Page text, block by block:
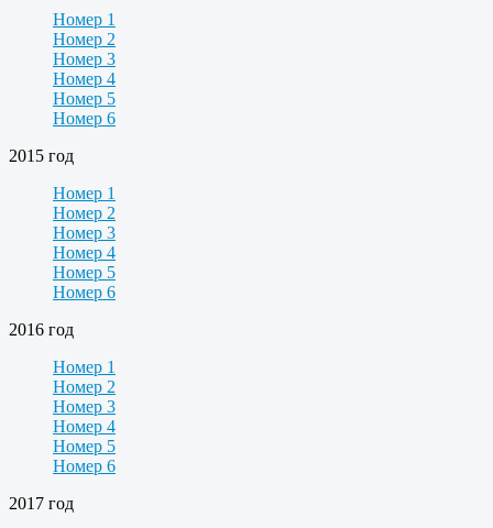
Номер 1
Номер 2
Номер 3
Номер 4
Номер 5
Номер 6
2015 год
Номер 1
Номер 2
Номер 3
Номер 4
Номер 5
Номер 6
2016 год
Номер 1
Номер 2
Номер 3
Номер 4
Номер 5
Номер 6
2017 год